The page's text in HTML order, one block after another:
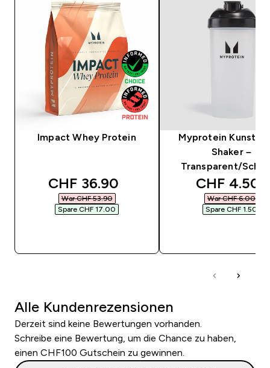
Impact Whey Protein
discounted price
CHF 36.90‎
War CHF 53.90‎
Spare CHF 17.00‎
Myprotein
Shaker –
Transparent/
CHF 4.50‎
War CHF 6.00‎
Spare CHF 1.50‎
Alle Kundenrezensionen
Derzeit sind keine Bewertungen vorhanden.
Schreibe eine Bewertung, um die Chance zu haben,
einen CHF100 Gutschein zu gewinnen.